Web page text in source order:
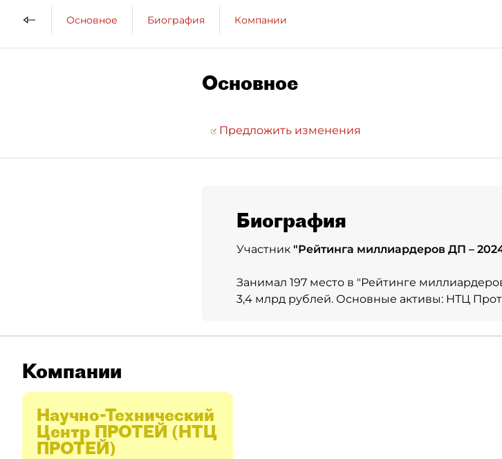
Основное Биография Компании
Основное
Предложить изменения
Биография
Участник "Рейтинга миллиардеров ДП –
Занимал 197 место в "Рейтинге
3,4 млрд рублей. Основные активы: НТЦ
Компании
Научно-Технический
Центр ПРОТЕЙ (НТЦ
ПРОТЕЙ)